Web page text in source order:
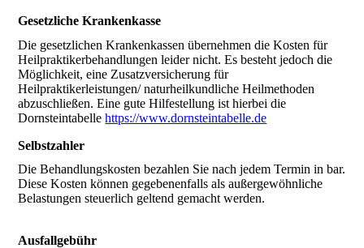
Gesetzliche Krankenkasse
Die gesetzlichen Krankenkassen übernehmen die Kosten für
Heilpraktikerbehandlungen leider nicht. Es besteht jedoch die
Möglichkeit, eine Zusatzversicherung für
Heilpraktikerleistungen/ naturheilkundliche Heilmethoden
abzuschließen. Eine gute Hilfestellung ist hierbei die
Dornsteintabellehttps://www.dornsteintabelle.de
Selbstzahler
Die Behandlungskosten bezahlen Sie nach jedem Termin in bar.
Diese Kosten können gegebenenfalls als außergewöhnliche
Belastungen steuerlich geltend gemacht werden.
Ausfallgebühr